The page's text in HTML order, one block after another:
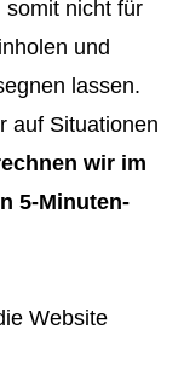
somit nicht für
und
lassen.
auf Situationen
wir im
5-Minuten-
Website